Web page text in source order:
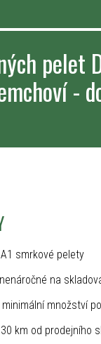
pelet
-
smrkové pelety
na
množství
km od prodejního